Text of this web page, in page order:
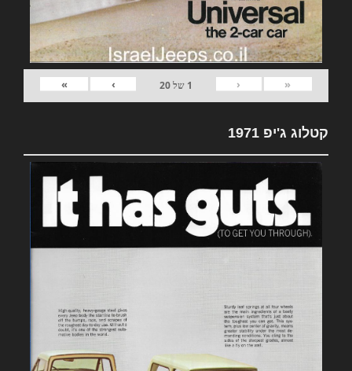
«
‹
1 של20
›
»
קטלוג ג'יפ 1971